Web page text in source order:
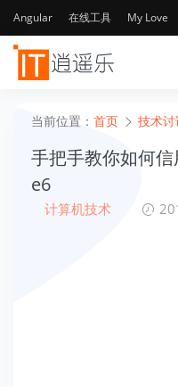
Angular 在线工具 My Love
当前位置： 首页 技术
手把手教你如何
e6
计算机技术